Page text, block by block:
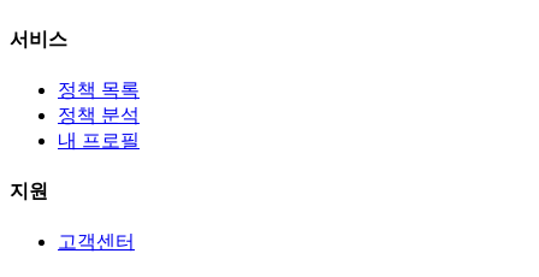
서비스
정책 목록
정책 분석
내 프로필
지원
고객센터